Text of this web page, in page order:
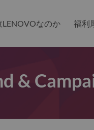
LENOVOなのか 福利
&